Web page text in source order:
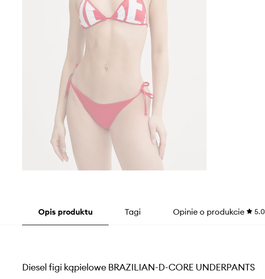
Opis produktu Tagi Opinie o produkcie 5.0
Diesel figi kąpielowe BRAZILIAN-D-CORE UNDERPANTS